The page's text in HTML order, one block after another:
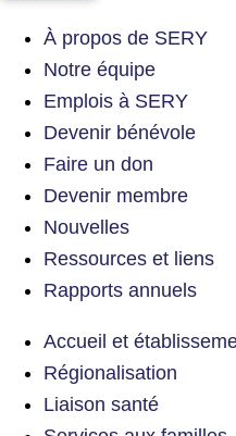
À propos de SERY
Notre équipe
Emplois à SERY
Devenir bénévole
Faire un don
Devenir membre
Nouvelles
Ressources et liens
Rapports annuels
Accueil et
Régionalisation
Liaison santé